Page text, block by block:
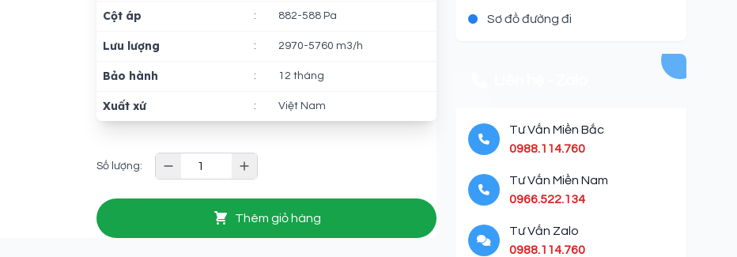
Cột áp : 882-588 Pa
Lưu lượng : 2970-5760 m3/h
Bảo hành : 12 tháng
Xuất xứ : Việt Nam
Số lượng:
Thêm giỏ hàng
Sơ đồ đường đi
Tư Vấn Miền Bắc
0988.114.760
Tư Vấn Miền Nam
0966.522.134
Tư Vấn Zalo
0988.114.760